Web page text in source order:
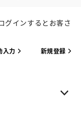
グインするとお客さ
入力 新規登録